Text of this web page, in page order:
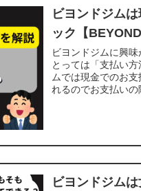
ビヨンドジム
ック【BEYOND
ビヨンドジムに興
とっては「支払い
ムでは現金でのお
れるのでお支払いの
ビヨンドジム